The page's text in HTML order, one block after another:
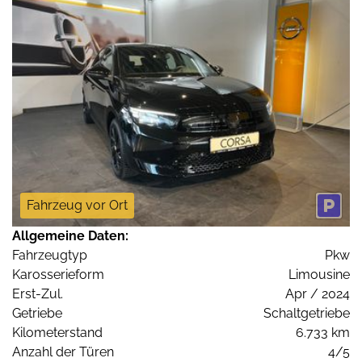
Fahrzeug vor Ort
Allgemeine Daten:
Fahrzeugtyp
Pkw
Karosserieform
Limousine
Erst-Zul.
Apr / 2024
Getriebe
Schaltgetriebe
Kilometerstand
6.733 km
Anzahl der Türen
4/5